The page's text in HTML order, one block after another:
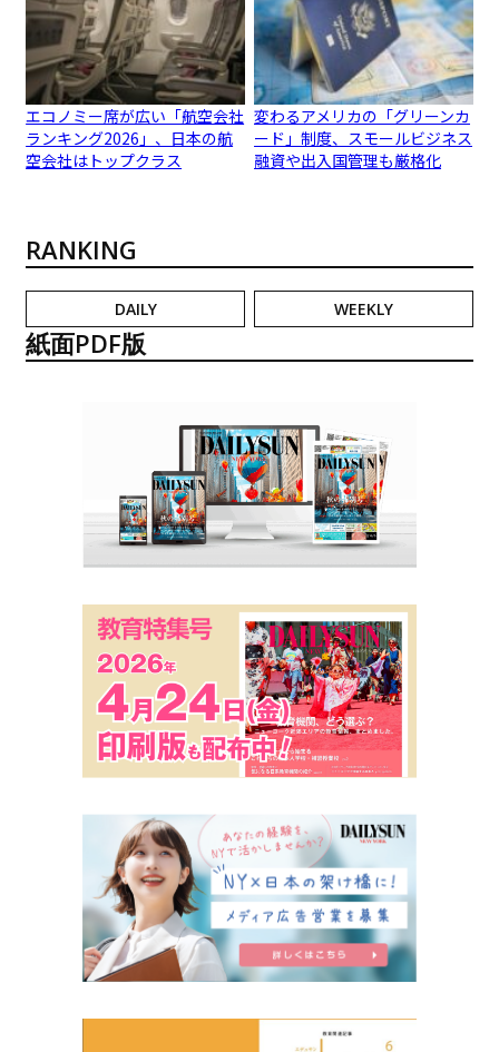
エコノミー席が広い「航空会社
ランキング2026」、日本の航
空会社はトップクラス
変わるアメリカの「グリーンカ
ード」制度、スモールビジネス
融資や出入国管理も厳格化
RANKING
DAILY WEEKLY
紙面PDF版